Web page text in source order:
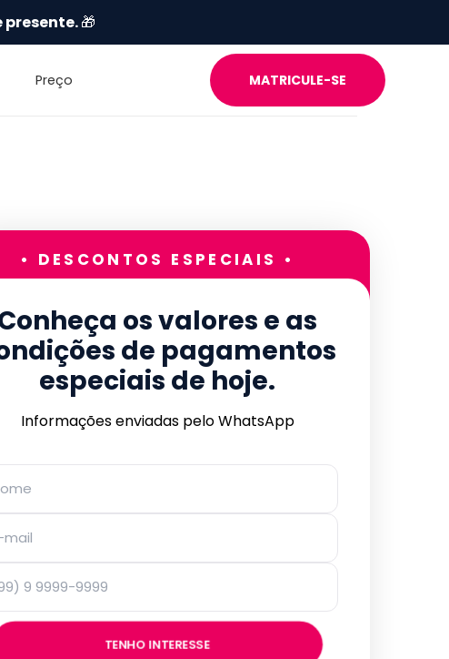
presente.🎁
Preço MATRICULE-SE
• DESCONTOS ESPECIAIS •
os valores e as
de pagamentos
especiais de hoje.
Informações enviadas pelo WhatsApp
TENHO INTERESSE